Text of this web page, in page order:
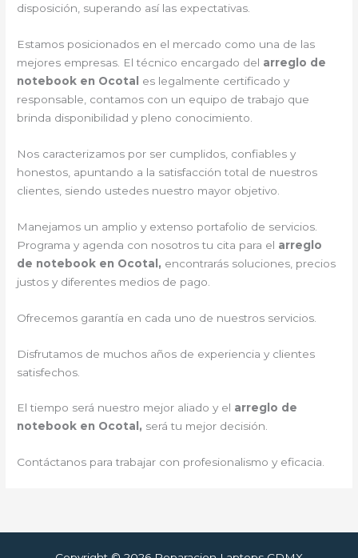
disposición, superando así las expectativas.
Estamos posicionados en el mercado como una de las
mejores empresas. El técnico encargado del arreglo de
notebook en Ocotal
es legalmente certificado y
responsable, contamos con un equipo de trabajo que
brinda disponibilidad y pleno conocimiento.
Nos caracterizamos por ser cumplidos, confiables y
honestos, apuntando a la satisfacción total de nuestros
clientes, siendo ustedes nuestro mayor objetivo.
Manejamos un amplio y extenso portafolio de servicios.
Programa y agenda con nosotros tu cita para el arreglo
de notebook en Ocotal, encontrarás soluciones, precios
justos y diferentes medios de pago.
Ofrecemos garantía en cada uno de nuestros servicios.
Disfrutamos de muchos años de experiencia y clientes
satisfechos.
El tiempo será nuestro mejor aliado y el arreglo de
notebook en Ocotal, será tu mejor decisión.
Contáctanos para trabajar con profesionalismo y eficacia.